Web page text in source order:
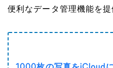
便利なデータ管理機能を提